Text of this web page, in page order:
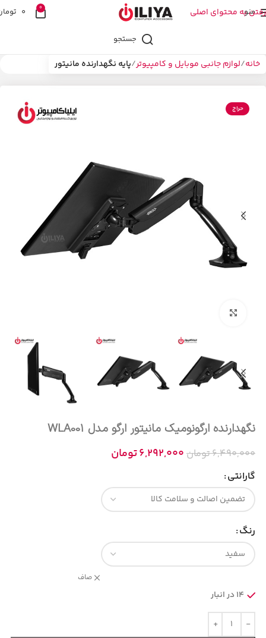
رفتن به محتوای اصلی
منو 0
0
جستجو
خانه لوازم جانبی موبایل و کامپیوتر پایه نگهدارنده مانیتور
حراج
نگهدارنده ارگونومیک مانیتور ارگو مدل WLA001
6,490,000تومان 6,292,000تومان
گارانتی
رنگ
صاف
14 در انبار